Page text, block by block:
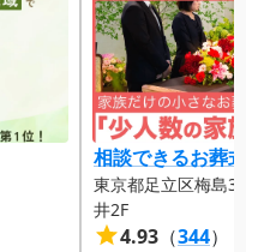
相談できるお葬式
東京都足立区梅島3-
井2F
4.93 （344）